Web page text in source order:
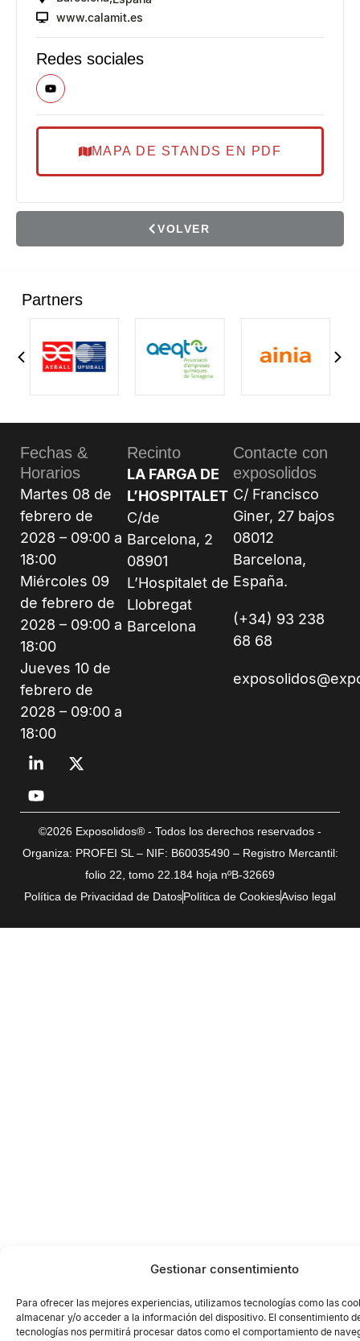
Gestionar consentimiento
Para ofrecer las mejores experiencias, utilizamos tecnologías como las
almacenar y/o acceder a la información del dispositivo. El consentimiento
tecnologías nos permitirá procesar datos como el comportamiento de
www.calamit.es
Redes sociales
MAPA DE STANDS EN PDF
VOLVER
Partners
Fechas &
Horarios
Martes 08 de
febrero de
2028 – 09:00 a
18:00
Miércoles 09
de febrero de
2028 – 09:00 a
18:00
Jueves 10 de
febrero de
2028 – 09:00 a
18:00
Recinto
LA FARGA DE
L’HOSPITALET
C/de
Barcelona, 2
08901
L’Hospitalet de
Llobregat
Barcelona
Contacte con
exposolidos
C/ Francisco
Giner, 27 bajos
08012
Barcelona,
España.
(+34) 93 238
68 68
©2026 Exposolidos® - Todos los derechos reservados -
Organiza: PROFEI SL – NIF: B60035490 – Registro Mercantil:
folio 22, tomo 22.184 hoja nºB-32669
Política de Privacidad de DatosPolítica de CookiesAviso legal